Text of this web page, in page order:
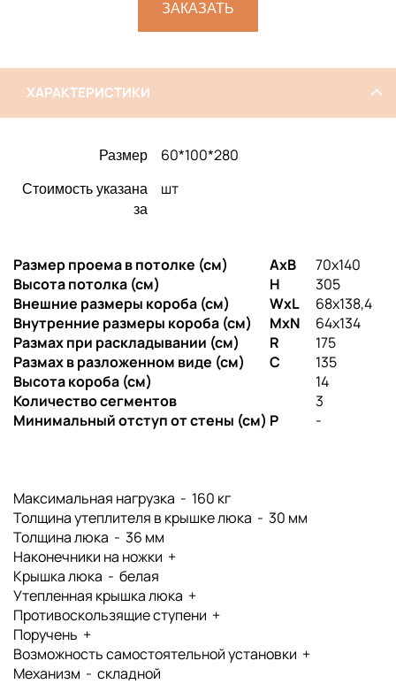
ЗАКАЗАТЬ
ХАРАКТЕРИСТИКИ
Размер 60*100*280
Стоимость указана
за
шт
Размер проема в потолке (см) AxB
70х140
Высота потолка (см)
H
305
Внешние размеры короба (см)
WxL
68x138,4
Внутренние размеры короба (см)
MxN
64x134
Размах при раскладывании (см)
R
175
Размах в разложенном виде (см)
C
135
Высота короба (см)
14
Количество сегментов
3
Минимальный отступ от стены (см) P -
Максимальная нагрузка - 160 кг
Толщина утеплителя в крышке люка - 30 мм
Толщина люка - 36 мм
Наконечники на ножки +
Крышка люка - белая
Утепленная крышка люка +
Противоскользящие ступени +
Поручень +
Возможность самостоятельной установки +
Механизм - складной